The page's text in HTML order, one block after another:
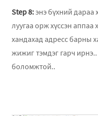
Step 8:энэ бүхний дараа
луугаа орж хүссэн
хандахад адресс барны
жижиг тэмдэг гарч
боломжтой..